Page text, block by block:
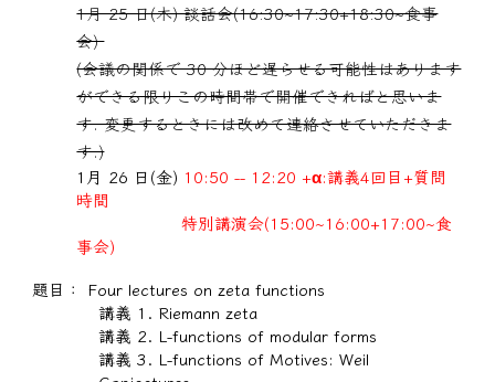
1月 25 日(木) 談話会(16:30~17:30+18:30~食事
会)
(会議の関係で 30 分ほど遅らせる可能性はあります
ができる限りこの時間帯で開催できればと思いま
す. 変更するときには改めて連絡させていただきま
す.)
1月 26 日(金) 10:50 -- 12:20 +α:講義4回目+質問
時間
特別講演会(1 5:00~1 6:00+1 7:00~食
事会)
題目： Four lectures on zeta functions
講義 1. Riemann zeta
講義 2. L-functions of modular forms
講義 3. L-functions of Motives: Weil